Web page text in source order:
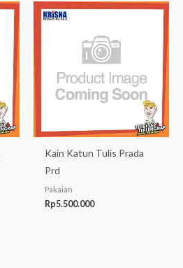
Kain Katun Tulis Prada
Prd
Pakaian
Rp5.500.000